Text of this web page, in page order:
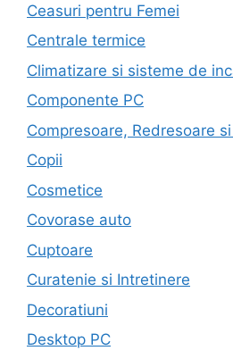
Ceasuri pentru Femei
Centrale termice
Climatizare si sisteme de
Componente PC
Compresoare, Redresoare
Copii
Cosmetice
Covorase auto
Cuptoare
Curatenie si Intretinere
Decoratiuni
Desktop PC